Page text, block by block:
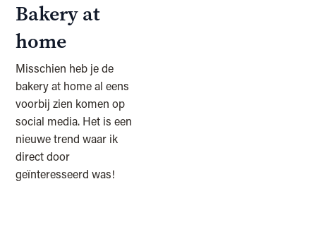
Bakery at
home
Misschien heb je de
bakery at home al eens
voorbij zien komen op
social media. Het is een
nieuwe trend waar ik
direct door
geïnteresseerd was!